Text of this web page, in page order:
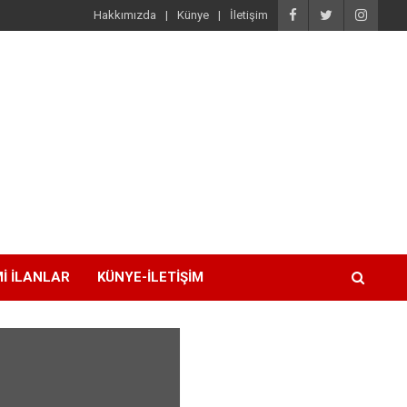
Hakkımızda Künye İletişim
İLANLAR KÜNYE-İLETIŞIM